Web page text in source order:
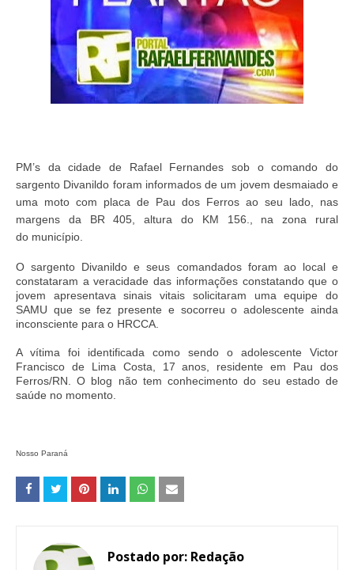
PM’s da cidade de Rafael Fernandes sob o comando do
sargento Divanildo foram informados de um jovem desmaiado e
uma moto com placa de Pau dos Ferros ao seu lado, nas
margens da BR 405, altura do KM 156., na zona rural
do município.
O sargento Divanildo e seus comandados foram ao local e
constataram a veracidade das informações constatando que o
jovem apresentava sinais vitais solicitaram uma equipe do
SAMU que se fez presente e socorreu o adolescente ainda
inconsciente para o HRCCA.
A vítima foi identificada como sendo o adolescente Victor
Francisco de Lima Costa, 17 anos, residente em Pau dos
Ferros/RN. O blog não tem conhecimento do seu estado de
saúde no momento.
Nosso Paraná
Postado por: Redação